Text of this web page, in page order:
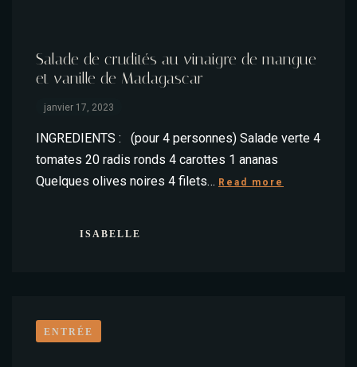
Salade de crudités au vinaigre de mangue
et vanille de Madagascar
janvier 17, 2023
INGREDIENTS : (pour 4 personnes) Salade verte 4
tomates 20 radis ronds 4 carottes 1 ananas
Quelques olives noires 4 filets… Read more
ISABELLE
ENTRÉE